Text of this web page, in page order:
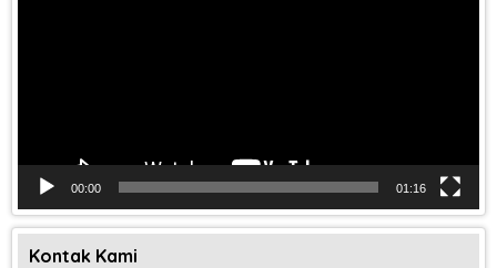
00:00 01:16
Kontak Kami